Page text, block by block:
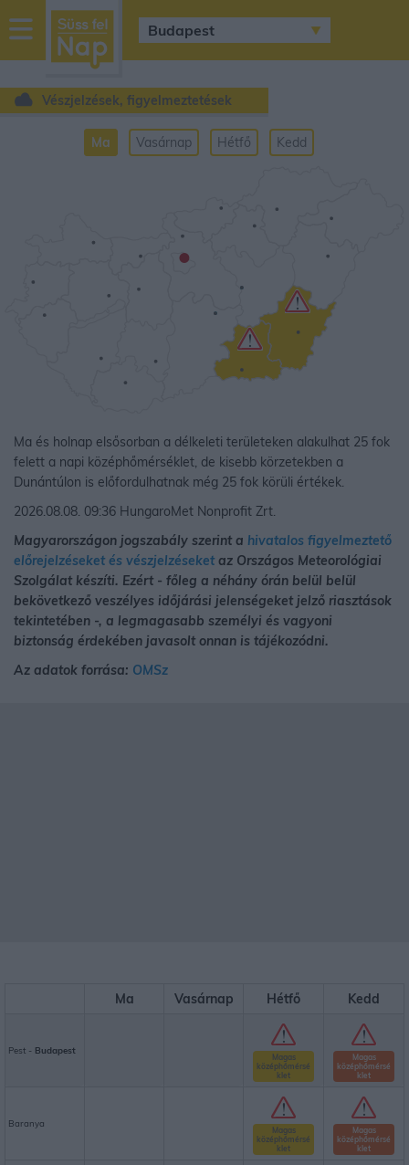
sussfelnap.hu
időjárás
Vészjelzések, figyelmeztetések
Ma Vasárnap Hétfő Kedd
•
Ma és holnap elsősorban a délkeleti területeken alakulhat 25 fok
felett a napi középhőmérséklet, de kisebb körzetekben a
Dunántúlon is előfordulhatnak még 25 fok körüli értékek.
2026.08.08. 09:36 HungaroMet Nonprofit Zrt.
Magyarországon jogszabály szerint a hivatalos figyelmeztető
előrejelzéseket és vészjelzéseket az Országos Meteorológiai
Szolgálat készíti. Ezért - főleg a néhány órán belül belül
bekövetkező veszélyes időjárási jelenségeket jelző riasztások
tekintetében -, a legmagasabb személyi és vagyoni
biztonság érdekében javasolt onnan is tájékozódni.
Az adatok forrása: OMSz
Ma Vasárnap Hétfő Kedd
Pest - Budapest
Magas
középhőmérsé
klet
Magas
középhőmérsé
klet
Baranya
Magas
középhőmérsé
klet
Magas
középhőmérsé
klet